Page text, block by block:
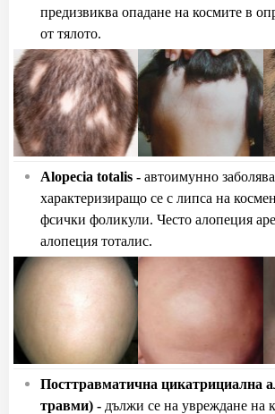
предизвиква опадане на космите в
от тялото.
Alopecia totalis - автоимунно
характеризиращо се с липса на
фсички фоликули. Често алопеция
алопеция тоталис.
Посттравматична цикатрициална
травми) - дължи се на увреждане на